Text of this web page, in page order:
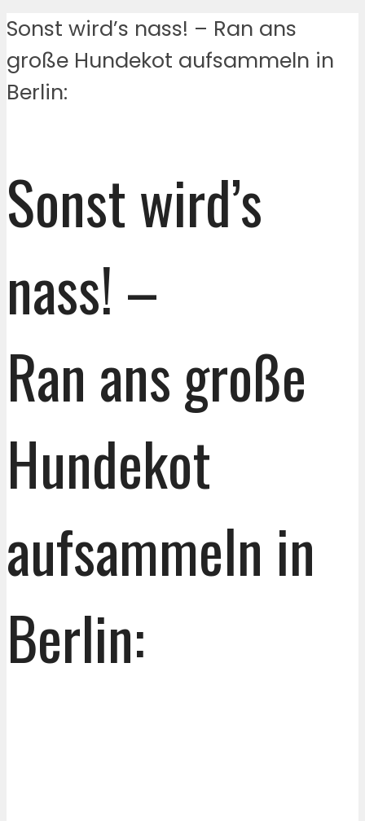
Sonst wird’s nass! – Ran ans
große Hundekot aufsammeln in
Berlin:
Sonst wird’s
nass! –
Ran ans große
Hundekot
aufsammeln in
Berlin: